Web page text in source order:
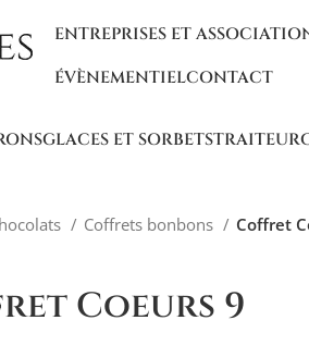
ENTREPRISES ET
ÉVÈNEMENTIELCONTACT
GLACES ET SORBETSTRAITEUR
Coffrets bonbons Coffret
Coeurs 9